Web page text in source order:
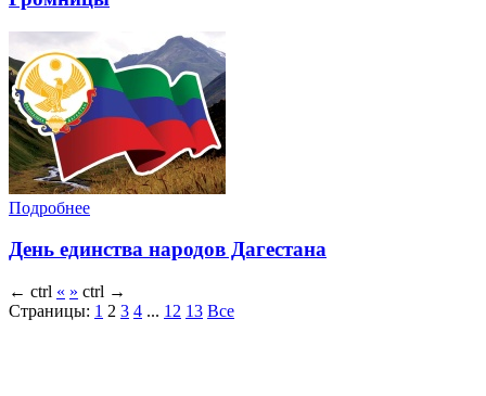
Подробнее
День единства народов Дагестана
← ctrl « » ctrl →
Страницы: 1 2 3 4 ... 12 13 Все